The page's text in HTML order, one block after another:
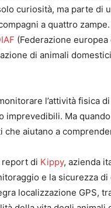
curiosità, ma parte di
a quattro
(Federazione
di animali
l’attività fisica
imprevedibili. Ma
che aiutano a
report di Kippy, azienda
e la sicurezza
localizzazione GPS,